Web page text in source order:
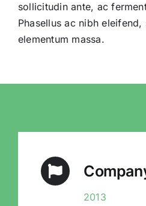
sollicitudin ante, ac
Phasellus ac nibh
elementum massa.
2013